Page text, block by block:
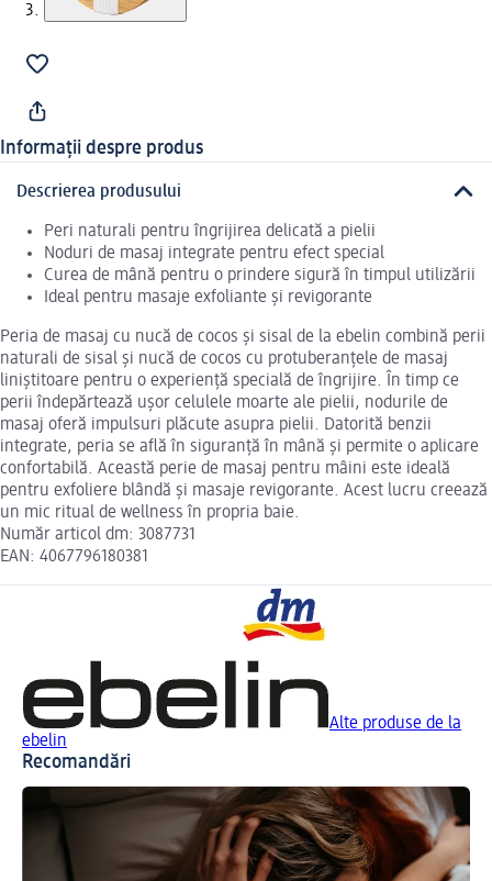
Informații despre produs
Descrierea produsului
Peri naturali pentru îngrijirea delicată a pielii
Noduri de masaj integrate pentru efect special
Curea de mână pentru o prindere sigură în timpul utilizării
Ideal pentru masaje exfoliante și revigorante
Peria de masaj cu nucă de cocos și sisal de la ebelin combină perii
naturali de sisal și nucă de cocos cu protuberanțele de masaj
liniștitoare pentru o experiență specială de îngrijire. În timp ce
perii îndepărtează ușor celulele moarte ale pielii, nodurile de
masaj oferă impulsuri plăcute asupra pielii. Datorită benzii
integrate, peria se află în siguranță în mână și permite o aplicare
confortabilă. Această perie de masaj pentru mâini este ideală
pentru exfoliere blândă și masaje revigorante. Acest lucru creează
un mic ritual de wellness în propria baie.
Număr articol dm: 3087731
EAN: 4067796180381
Alte produse de la
ebelin
Recomandări